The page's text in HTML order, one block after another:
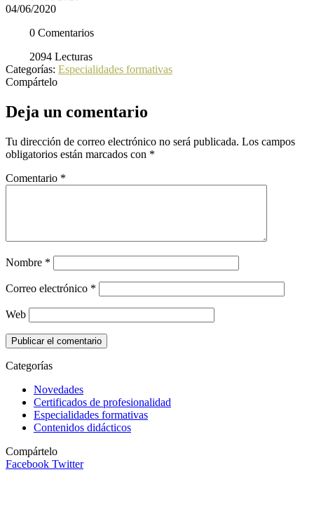
04/06/2020
0 Comentarios
2094 Lecturas
Categorías: Especialidades formativas
Compártelo
Deja un comentario
Tu dirección de correo electrónico no será publicada. Los campos
obligatorios están marcados con *
Comentario *
Nombre *
Correo electrónico *
Web
Categorías
Novedades
Certificados de profesionalidad
Especialidades formativas
Contenidos didácticos
Compártelo
Facebook Twitter